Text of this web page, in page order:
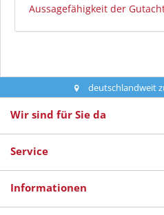
Aussagefähigkeit der
deutschlandweit
Wir sind für Sie da
Service
Informationen